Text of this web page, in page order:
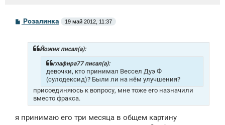
СРозалинка 19 май 2012, 11:37
Йожик писал(а):
глафира77 писал(а):
девочки, кто принимал Вессел Дуэ Ф
(сулодексид)? Были ли на нём улучшения?
присоединяюсь к вопросу, мне тоже его назначили
вместо фракса.
я принимаю его три месяца в общем картину